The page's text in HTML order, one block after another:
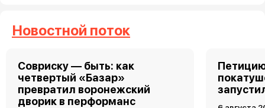
Новостной поток
Совриску — быть: как
четвертый «Базар»
превратил воронежский
дворик в перформанс